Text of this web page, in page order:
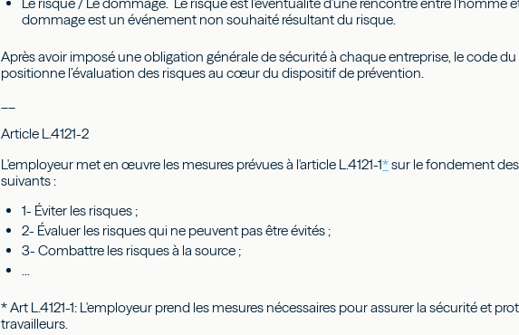
dommage est un événement non souhaité résultant du risque.
Après avoir imposé une obligation générale de sécurité à chaque entreprise, le code du
positionne l’évaluation des risques au cœur du dispositif de prévention.
Article L.4121-2
L'employeur met en œuvre les mesures prévues à l'article L.4121-1*sur le fondement
suivants :
1- Éviter les risques ;
2- Évaluer les risques qui ne peuvent pas être évités ;
3- Combattre les risques à la source ;
...
* Art L.4121-1: L'employeur prend les mesures nécessaires pour assurer la sécurité et
travailleurs.